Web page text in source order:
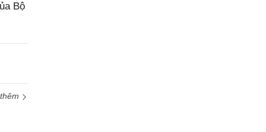
Bộ